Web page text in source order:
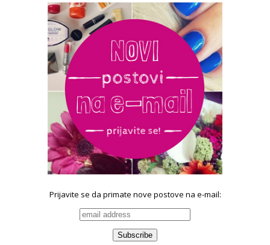
Prijavite se da primate nove postove na e-mail: